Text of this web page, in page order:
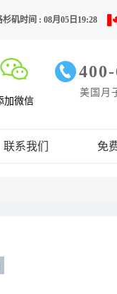
杉矶时间 : 08月05日19:28
加微信
美国月子
联系我们 免